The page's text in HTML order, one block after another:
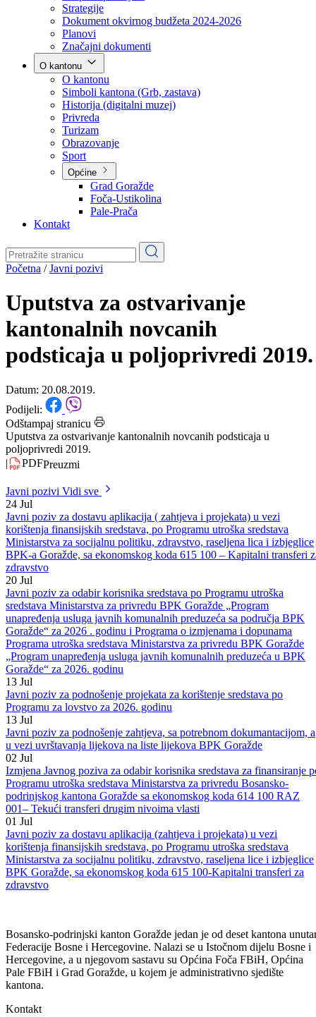
Poslovnik
Program rada Vlade
Ekspoze premijera
Strategije
Dokument okvirnog budžeta 2024-2026
Planovi
Značajni dokumenti
O kantonu
O kantonu
Simboli kantona (Grb, zastava)
Historija (digitalni muzej)
Privreda
Turizam
Obrazovanje
Općine
Pale-Prača
Kontakt
Početna/Javni pozivi
Uputstva za ostvarivanje
kantonalnih novcanih
podsticaja u poljoprivredi 2019.
Datum: 20.08.2019.
Podijeli:
Odštampaj stranicu
poljoprivredi 2019.
|
PDF
Javni poziviVidi sve
24 Jul
Javni poziv za dostavu aplikacija ( zahtjeva i projekata) u vezi
korištenja finansijskih sredstava, po Programu utroška sredstava
Ministarstva za socijalnu politiku, zdravstvo, raseljena lica i izbjeglice
BPK-a Goražde, sa ekonomskog koda 615 100 – Kapitalni transferi
zdravstvo
20 Jul
Javni poziv za odabir korisnika sredstava po Programu utroška
sredstava Ministarstva za privredu BPK Goražde „Program
unapređenja usluga javnih komunalnih preduzeća sa područja BPK
Goražde“ za 2026 . godinu i Programa o izmjenama i dopunama
Programa utroška sredstava Ministarstva za privredu BPK Goražde
„Program unapređenja usluga javnih komunalnih preduzeća u BPK
Goražde“ za 2026. godinu
13 Jul
Javni poziv za podnošenje projekata za korištenje sredstava po
Programu za lovstvo za 2026. godinu
13 Jul
Javni poziv za podnošenje zahtjeva, sa potrebnom dokumantacijom, a
u vezi uvrštavanja lijekova na liste lijekova BPK Goražde
02 Jul
Izmjena Javnog poziva za odabir korisnika sredstava za finansiranje
Programu utroška sredstava Ministarstva za privredu Bosansko-
podrinjskog kantona Goražde sa ekonomskog koda 614 100 RAZ
001– Tekući transferi drugim nivoima vlasti
01 Jul
Javni poziv za dostavu aplikacija (zahtjeva i projekata) u vezi
korištenja finansijskih sredstava, po Programu utroška sredstava